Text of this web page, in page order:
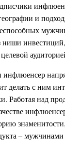
и
ниши
инфлюенсер
делать с ним
Работая над
–